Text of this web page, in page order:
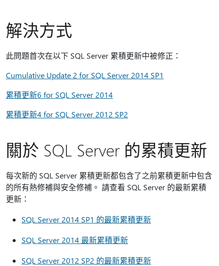
解決方式
此問題首次在以下 SQL Server 累積更新中被修正：
Cumulative Update 2 for SQL Server 2014 SP1
累積更新6 for SQL Server 2014
累積更新4 for SQL Server 2012 SP2
關於 SQL Server 的累積更新
每次新的 SQL Server 累積更新都包含了之前累積更新中包含
的所有熱修補與安全修補。 請查看 SQL Server 的最新累積
更新：
SQL Server 2014 SP1 的最新累積更新
SQL Server 2014 最新累積更新
SQL Server 2012 SP2 的最新累積更新